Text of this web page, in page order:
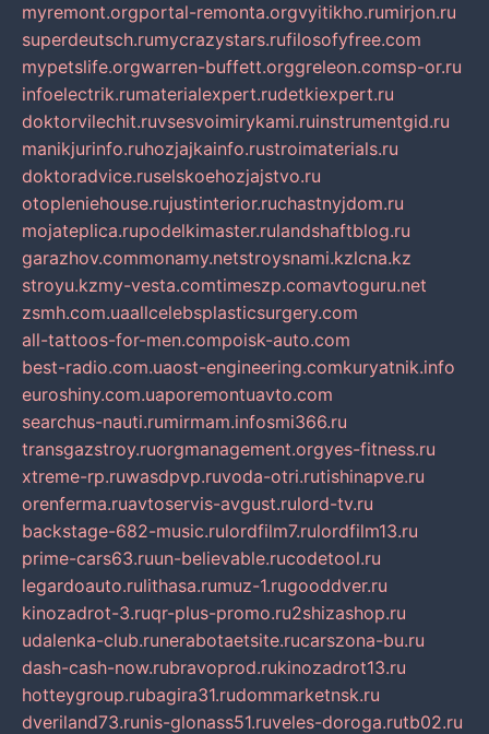
myremont.orgportal-remonta.orgvyitikho.rumirjon.ru
superdeutsch.rumycrazystars.rufilosofyfree.com
mypetslife.orgwarren-buffett.orggreleon.comsp-or.ru
infoelectrik.rumaterialexpert.rudetkiexpert.ru
doktorvilechit.ruvsesvoimirykami.ruinstrumentgid.ru
manikjurinfo.ruhozjajkainfo.rustroimaterials.ru
doktoradvice.ruselskoehozjajstvo.ru
otopleniehouse.rujustinterior.ruchastnyjdom.ru
mojateplica.rupodelkimaster.rulandshaftblog.ru
garazhov.commonamy.netstroysnami.kzlcna.kz
stroyu.kzmy-vesta.comtimeszp.comavtoguru.net
zsmh.com.uaallcelebsplasticsurgery.com
all-tattoos-for-men.compoisk-auto.com
best-radio.com.uaost-engineering.comkuryatnik.info
euroshiny.com.uaporemontuavto.com
searchus-nauti.rumirmam.infosmi366.ru
transgazstroy.ruorgmanagement.orgyes-fitness.ru
xtreme-rp.ruwasdpvp.ruvoda-otri.rutishinapve.ru
orenferma.ruavtoservis-avgust.rulord-tv.ru
backstage-682-music.rulordfilm7.rulordfilm13.ru
prime-cars63.ruun-believable.rucodetool.ru
legardoauto.rulithasa.rumuz-1.rugooddver.ru
kinozadrot-3.ruqr-plus-promo.ru2shizashop.ru
udalenka-club.runerabotaetsite.rucarszona-bu.ru
dash-cash-now.rubravoprod.rukinozadrot13.ru
hotteygroup.rubagira31.rudommarketnsk.ru
dveriland73.runis-glonass51.ruveles-doroga.rutb02.ru